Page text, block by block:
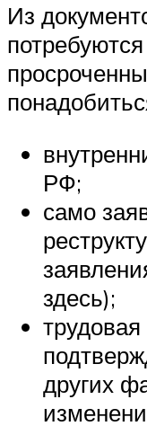
Из
РФ;
само
здесь);
других